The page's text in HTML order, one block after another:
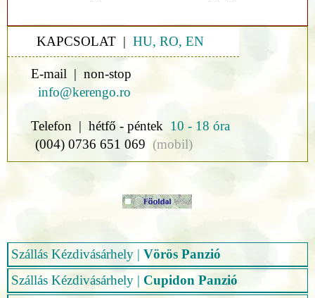
Szállás Kézdivásárhely | Vörös Panzió
Szállás Kézdivásárhely | Cupidon Panzió
KAPCSOLAT | HU, RO, EN
E-mail | non-stop
info@kerengo.ro
Telefon | hétfő - péntek 10 - 18 óra
(004) 0736 651 069 (mobil)